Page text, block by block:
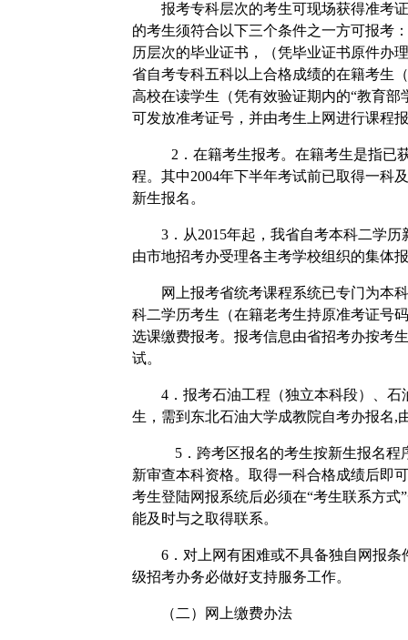
报考专科层次的考生可现场获得准考
的考生须符合以下三个条件之一方可报考：
历层次的毕业证书，（凭毕业证书原件办
省自考专科五科以上合格成绩的在籍考生
高校在读学生（凭有效验证期内的“教育
可发放准考证号，并由考生上网进行课程
2 ．在籍考生报考。在籍考生是指
程。其中2004年下半年考试前已取得一科
新生报名。
3．从2015年起，我省自考本科二学历
由市地招考办受理各主考学校组织的集体
网上报考省统考课程系统已专门为本
科二学历考生（在籍老考生持原准考证号
选课缴费报考。报考信息由省招考办按考
试。
4．报考石油工程（独立本科段）、石
生，需到东北石油大学成教院自考办报名,
5．跨考区报名的考生按新生报名
新审查本科资格。取得一科合格成绩后即
考生登陆网报系统后必须在“考生联系方
能及时与之取得联系。
6．对上网有困难或不具备独自网报
级招考办务必做好支持服务工作。
（二）网上缴费办法